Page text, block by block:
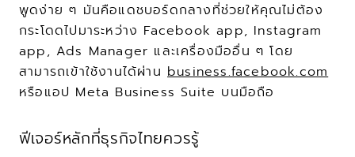
พูดง่าย ๆ มันคือแดชบอร์ดกลางที่ช่วยให้คุณไม่ต้อง
กระโดดไปมาระหว่าง Facebook app, Instagram
app, Ads Manager และเครื่องมืออื่น ๆ โดย
สามารถเข้าใช้งานได้ผ่าน business.facebook.com
หรือแอป Meta Business Suite บนมือถือ
ฟีเจอร์หลักที่ธุรกิจไทยควรรู้